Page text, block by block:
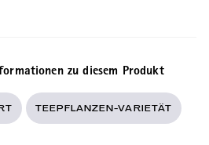
zu diesem Produkt
TEEPFLANZEN-VARIETÄT